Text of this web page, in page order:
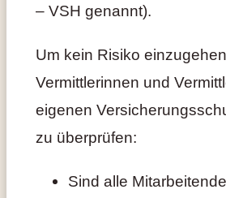
– VSH genannt).
Um kein Risiko
Vermittlerinnen und
eigenen
zu überprüfen:
Sind alle